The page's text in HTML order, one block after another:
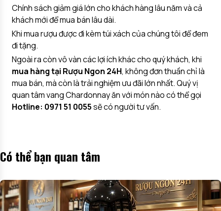
Chính sách giảm giá lớn cho khách hàng lâu năm và cả
khách mới để mua bán lâu dài.
Khi mua rượu được đi kèm túi xách của chúng tôi để đem
đi tặng.
Ngoài ra còn vô vàn các lợi ích khác cho quý khách, khi
mua hàng tại Rượu Ngon 24H, không đơn thuần chỉ là
mua bán, mà còn là trải nghiệm ưu đãi lớn nhất. Quý vị
quan tâm vang Chardonnay ăn với món nào có thể gọi
Hotline: 0971 51 0055sẽ có người tư vấn.
Có thể bạn quan tâm